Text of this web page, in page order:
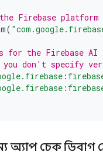
Firebase platform
(
for the Firebase AI
you don't specify
অ্যাপ চেক ডিবাগ